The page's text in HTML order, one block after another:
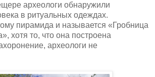
археологи обнаружили
в ритуальных одеждах.
пирамида и называется «Гробница
хотя то, что она построена
археологи не